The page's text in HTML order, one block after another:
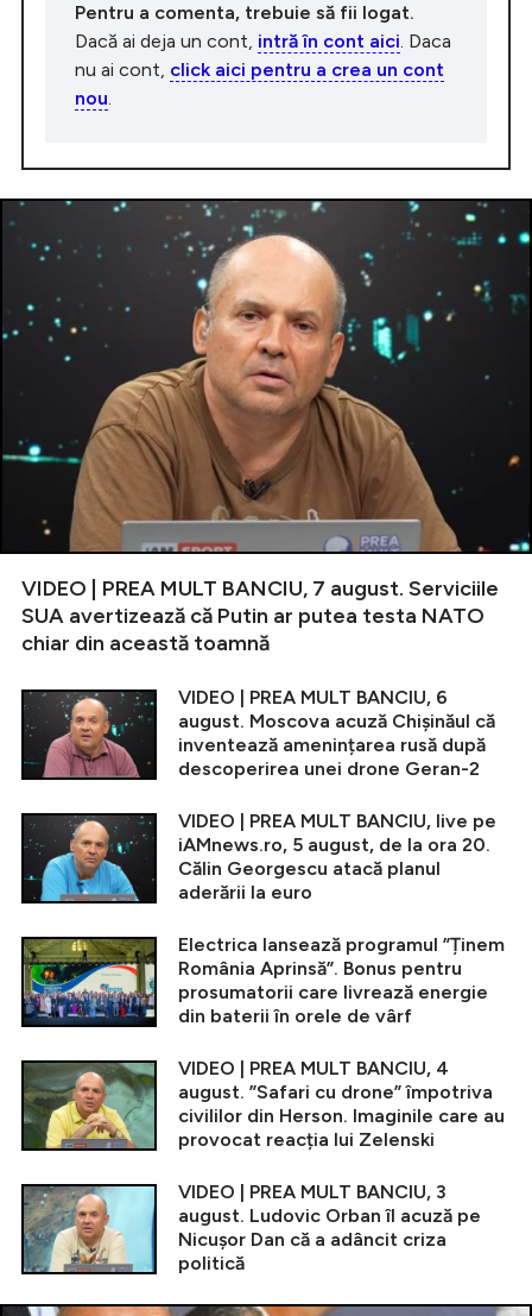
Pentru a comenta, trebuie să fii logat.
Dacă ai deja un cont, intră în cont aici. Daca
nu ai cont, click aici pentru a crea un cont
nou.
VIDEO | PREA MULT BANCIU, 7 august. Serviciile
SUA avertizează că Putin ar putea testa NATO
chiar din această toamnă
VIDEO | PREA MULT BANCIU, 6
august. Moscova acuză Chișinăul că
inventează amenințarea rusă după
descoperirea unei drone Geran-2
VIDEO | PREA MULT BANCIU, live pe
iAMnews.ro, 5 august, de la ora 20.
Călin Georgescu atacă planul
aderării la euro
Electrica lansează programul ”Ținem
România Aprinsă”. Bonus pentru
prosumatorii care livrează energie
din baterii în orele de vârf
VIDEO | PREA MULT BANCIU, 4
august. ”Safari cu drone” împotriva
civililor din Herson. Imaginile care au
provocat reacția lui Zelenski
VIDEO | PREA MULT BANCIU, 3
august. Ludovic Orban îl acuză pe
Nicușor Dan că a adâncit criza
politică